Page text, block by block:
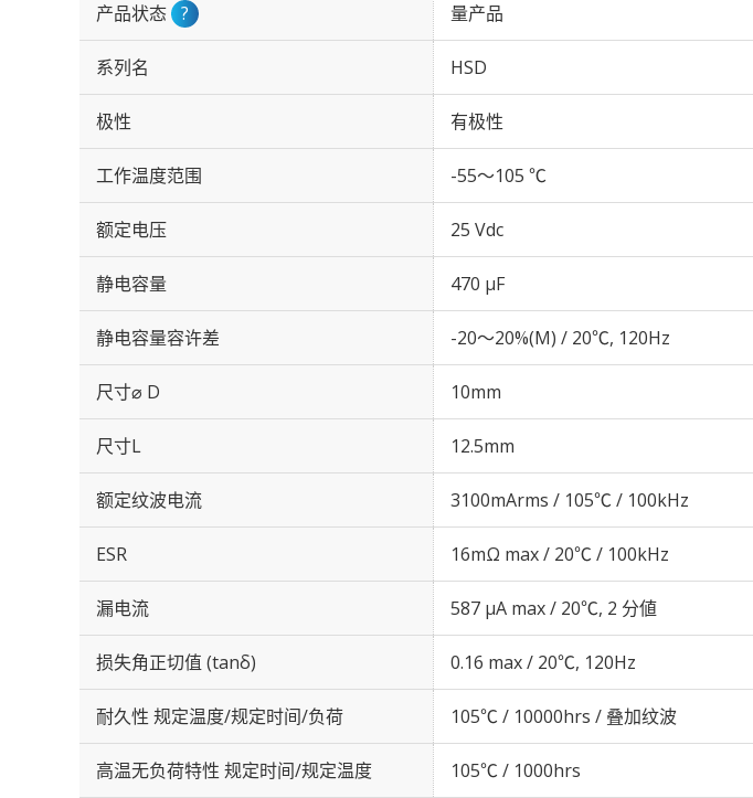
产品状态 ? 量产品
系列名 HSD
极性 有极性
工作温度范围 -55～105 ℃
额定电压 25 Vdc
静电容量 470 µF
静电容量容许差 -20～20%(M) / 20℃, 120Hz
尺寸⌀ D 10mm
尺寸L 12.5mm
额定纹波电流 3100mArms / 105℃ / 100kHz
ESR 16mΩ max / 20℃ / 100kHz
漏电流 587 μA max / 20℃, 2 分値
损失角正切值 (tanδ) 0.16 max / 20℃, 120Hz
耐久性 规定温度/规定时间/负荷 105℃ / 10000hrs / 叠加纹波
高温无负荷特性 规定时间/规定温度 105℃ / 1000hrs